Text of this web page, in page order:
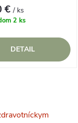
€/ ks
2 ks
DETAIL